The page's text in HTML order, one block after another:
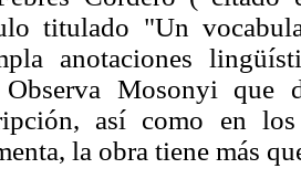
titulado "Un
anotaciones
Observa Mosonyi que
así como en
la obra tiene más